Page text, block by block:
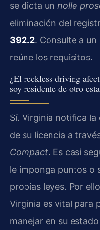
se dicta un nolle
eliminación del
392.2. Consulte a
reúne los requisitos.
¿El reckless driving
soy residente de otro
Sí. Virginia notifica
de su licencia a
Compact. Es casi
le imponga puntos o
propias leyes. Por
Virginia es vital para
manejar en su